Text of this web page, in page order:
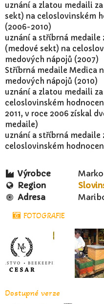
uznání a zlatou medaili
sekt) na celoslovinském
(2006-2010)
uznání a stříbrná
(medové sekt) na
medových nápojů (2007)
Stříbrná medaile Medica
medových nápojů (2010)
uznání a zlatou medaili
celoslovinském
2011, v roce 2006 získal
medaile)
uznání a stříbrná medaile
celoslovinském
Výrobce
Marko
Region
Adresa
FOTOGRAFIE
Dostupné verze